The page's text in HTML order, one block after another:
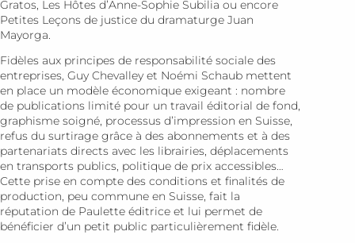
Gratos, Les Hôtes d’Anne-Sophie Subilia ou encore
Petites Leçons de justice du dramaturge Juan
Mayorga.
Fidèles aux principes de responsabilité sociale des
entreprises, Guy Chevalley et Noémi Schaub mettent
en place un modèle économique exigeant : nombre
de publications limité pour un travail éditorial de fond,
graphisme soigné, processus d’impression en Suisse,
refus du surtirage grâce à des abonnements et à des
partenariats directs avec les librairies, déplacements
en transports publics, politique de prix accessibles…
Cette prise en compte des conditions et finalités de
production, peu commune en Suisse, fait la
réputation de Paulette éditrice et lui permet de
bénéficier d’un petit public particulièrement fidèle.